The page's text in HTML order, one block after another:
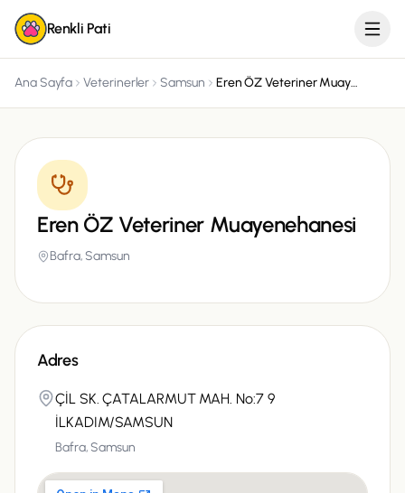
Renkli Pati
Ana Sayfa Veterinerler Samsun Eren ÖZ Veteriner Muayenehanesi
Eren ÖZ Veteriner Muayenehanesi
Bafra,Samsun
Adres
ÇİL SK. ÇATALARMUT MAH. No:7 9
İLKADIM/SAMSUN
Bafra,Samsun